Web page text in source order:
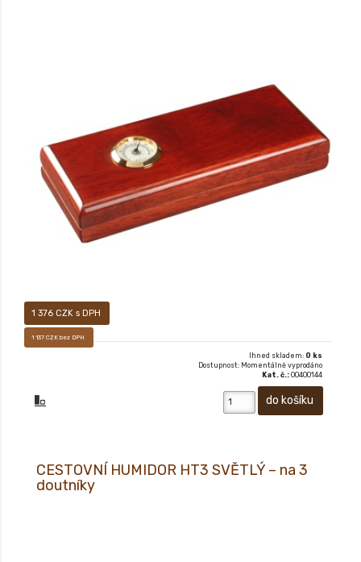
1 376 CZK s DPH
1 137 CZK bez DPH
XX
Ihned skladem: 0 ks
Dostupnost: Momentálně vyprodáno
Kat. č.: 00400144
CESTOVNÍ HUMIDOR HT3 SVĚTLÝ – na 3
doutníky